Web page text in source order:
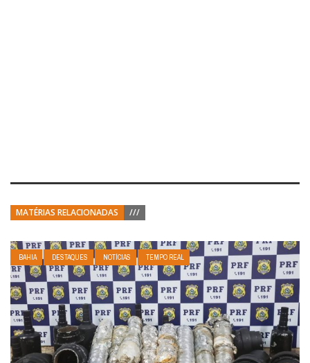
MATÉRIAS RELACIONADAS ///
BAHIA DESTAQUES NOTÍCIAS TEMPO REAL